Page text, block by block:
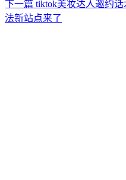
下一篇 tiktok美妆达人邀约话
法新站点来了